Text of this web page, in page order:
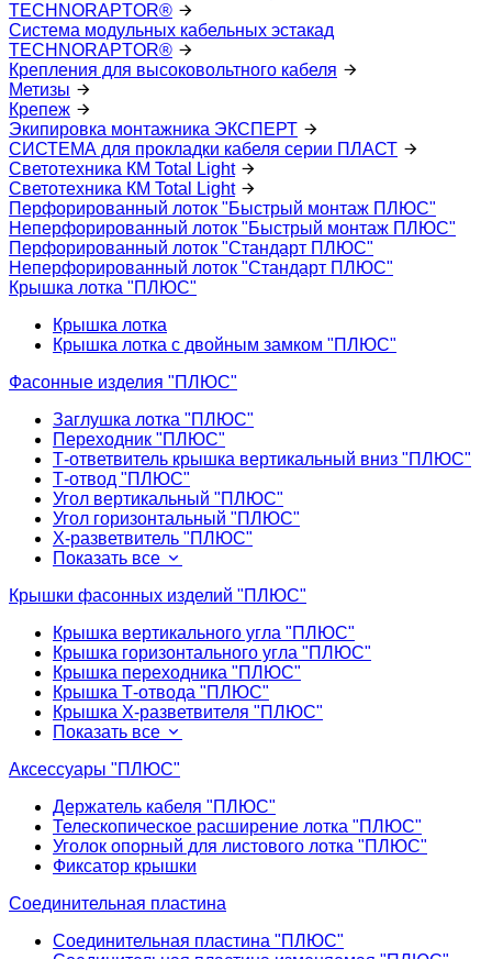
TECHNORAPTOR®
Система модульных кабельных эстакад
TECHNORAPTOR®
Крепления для высоковольтного кабеля
Метизы
Крепеж
Экипировка монтажника ЭКСПЕРТ
СИСТЕМА для прокладки кабеля серии ПЛАСТ
Светотехника КМ Total Light
Светотехника КМ Total Light
Перфорированный лоток "Быстрый монтаж ПЛЮС"
Неперфорированный лоток "Быстрый монтаж ПЛЮС"
Перфорированный лоток "Стандарт ПЛЮС"
Неперфорированный лоток "Стандарт ПЛЮС"
Крышка лотка "ПЛЮС"
Крышка лотка
Крышка лотка с двойным замком "ПЛЮС"
Фасонные изделия "ПЛЮС"
Заглушка лотка "ПЛЮС"
Переходник "ПЛЮС"
Т-ответвитель крышка вертикальный вниз "ПЛЮС"
Т-отвод "ПЛЮС"
Угол вертикальный "ПЛЮС"
Угол горизонтальный "ПЛЮС"
Х-разветвитель "ПЛЮС"
Показать все
Крышки фасонных изделий "ПЛЮС"
Крышка вертикального угла "ПЛЮС"
Крышка горизонтального угла "ПЛЮС"
Крышка переходника "ПЛЮС"
Крышка Т-отвода "ПЛЮС"
Крышка Х-разветвителя "ПЛЮС"
Показать все
Аксессуары "ПЛЮС"
Держатель кабеля "ПЛЮС"
Телескопическое расширение лотка "ПЛЮС"
Уголок опорный для листового лотка "ПЛЮС"
Фиксатор крышки
Соединительная пластина
Соединительная пластина "ПЛЮС"